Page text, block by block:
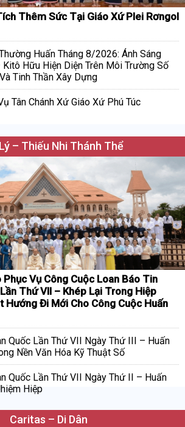
Thêm Sức Tại Giáo Xứ Plei Rơngol
Huấn Tháng 8/2026: Ánh Sáng
Kitô Hữu Hiện Diện Trên Môi Trường Số
Tinh Thần Xây Dựng
Tân Chánh Xứ Giáo Xứ Phú Túc
– Thiếu Nhi Thánh Thể
Vụ Công Cuộc Loan Báo Tin
Thứ VII – Khép Lại Trong Hiệp
Hướng Đi Mới Cho Công Cuộc Huấn
Quốc Lần Thứ VII Ngày Thứ III – Huấn
Nền Văn Hóa Kỹ Thuật Số
Quốc Lần Thứ VII Ngày Thứ II – Huấn
Hiệp
Caritas – Di Dân